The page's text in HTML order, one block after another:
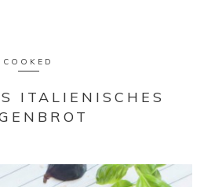
COOKED
ITALIENISCHES